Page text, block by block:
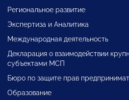
Региональное развитие
Экспертиза и Аналитика
Международная деятельность
Декларация о взаимодействии
субъектами МСП
Бюро по защите прав
Образование